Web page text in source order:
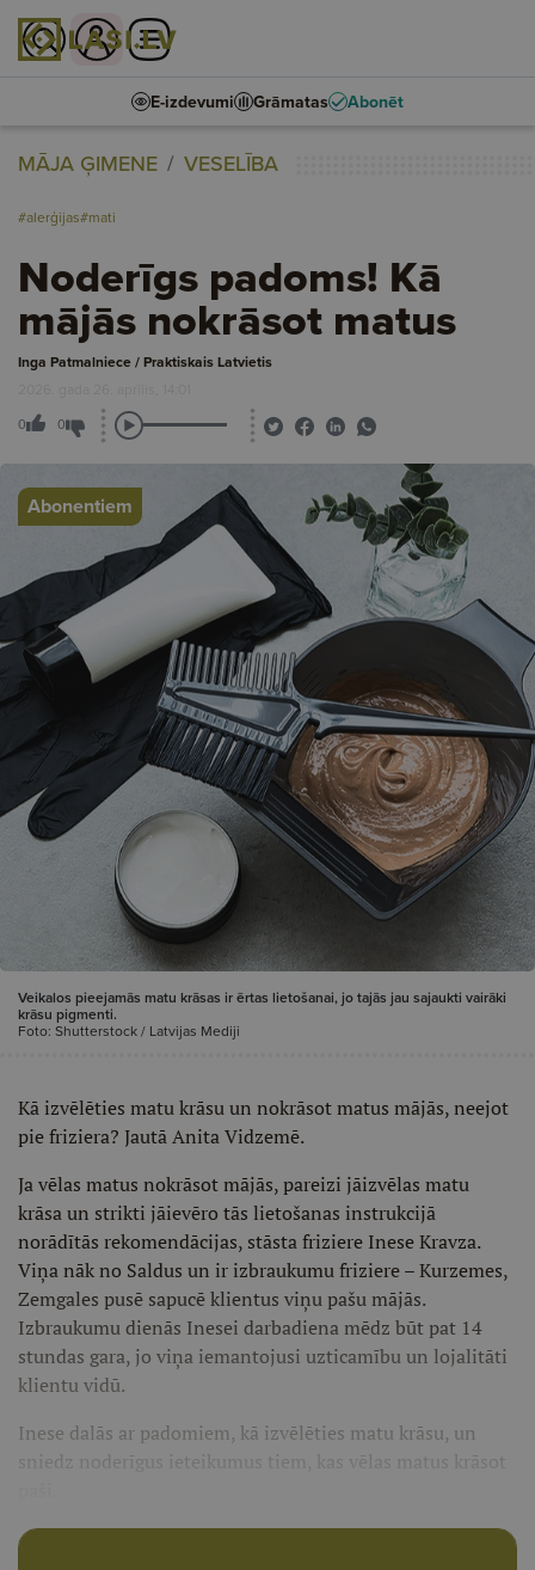
E-izdevumi Grāmatas Abonēt
MĀJA ĢIMENE VESELĪBA
#alerģijas#mati
Noderīgs padoms! Kā
mājās nokrāsot matus
Inga Patmalniece / Praktiskais Latvietis
2026. gada 26. aprīlis, 14:01
0 0
Abonentiem
Veikalos pieejamās matu krāsas ir ērtas lietošanai, jo tajās jau sajaukti vairāki
krāsu pigmenti.
Foto: Shutterstock / Latvijas Mediji
Kā izvēlēties matu krāsu un nokrāsot matus mājās, neejot
pie friziera? Jautā Anita Vidzemē.
Ja vēlas matus nokrāsot mājās, pareizi jāizvēlas matu
krāsa un strikti jāievēro tās lietošanas instrukcijā
norādītās rekomendācijas, stāsta friziere Inese Kravza.
Viņa nāk no Saldus un ir izbraukumu friziere – Kurzemes,
Zemgales pusē sapucē klientus viņu pašu mājās.
Izbraukumu dienās Inesei darbadiena mēdz būt pat 14
stundas gara, jo viņa iemantojusi uzticamību un lojalitāti
klientu vidū.
Inese dalās ar padomiem, kā izvēlēties matu krāsu, un
sniedz noderīgus ieteikumus tiem, kas vēlas matus krāsot